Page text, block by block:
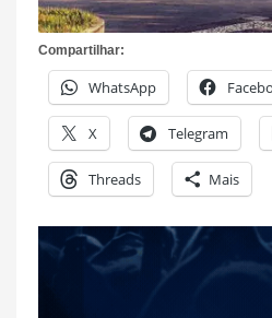
Compartilhar:
WhatsApp
X Telegram
Threads Mais